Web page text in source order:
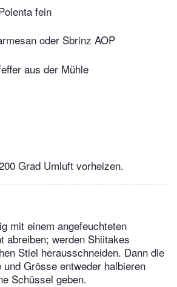
fein
oder Sbrinz AOP
aus der Mühle
Grad Umluft vorheizen.
mit einem angefeuchteten
abreiben; werden Shiitakes
Stiel herausschneiden. Dann die
Grösse entweder halbieren
Schüssel geben.